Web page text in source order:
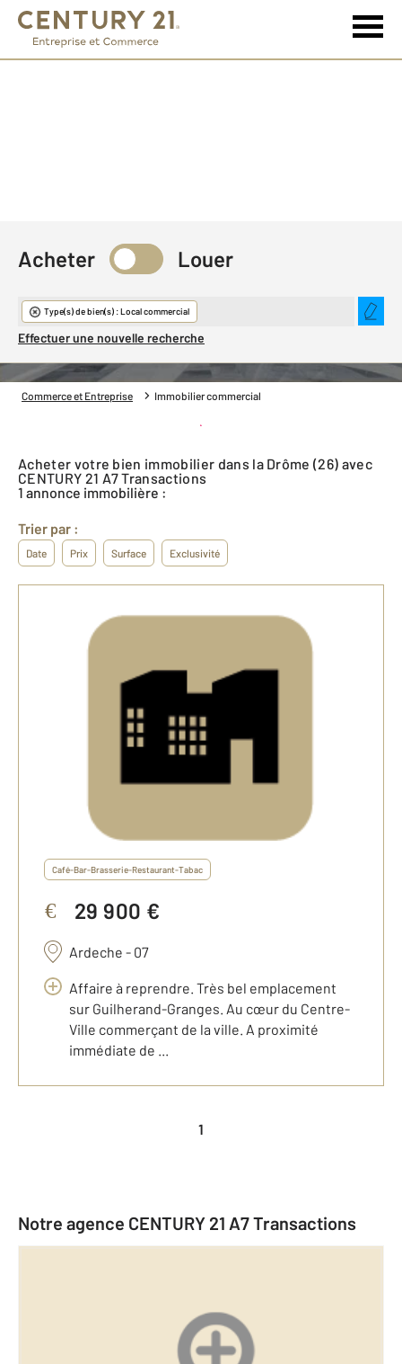
Immobilier commercial
Acheter Louer
Type(s) de bien(s) : Local commercial
Effectuer une nouvelle recherche
Commerce et Entreprise Immobilier commercial
Créer une alerte
Acheter votre bien immobilier dans la Drôme (26) avec
CENTURY 21 A7 Transactions
1 annonce immobilière :
Trier par :
Date Prix Surface Exclusivité
Café-Bar-Brasserie-Restaurant-Tabac
€ 29 900 €
Ardeche - 07
Affaire à reprendre. Très bel emplacement
sur Guilherand-Granges. Au cœur du Centre-
Ville commerçant de la ville. A proximité
immédiate de ...
1
Notre agence CENTURY 21 A7 Transactions